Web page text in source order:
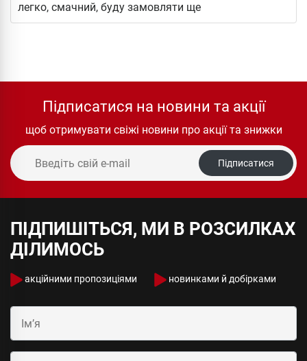
легко, смачний, буду замовляти ще
Підписатися на новини та акції
щоб отримувати свіжі новини про акції та знижки
Підписатися
ПІДПИШІТЬСЯ, МИ В РОЗСИЛКАХ
ДІЛИМОСЬ
акційними пропозиціями новинками й добірками